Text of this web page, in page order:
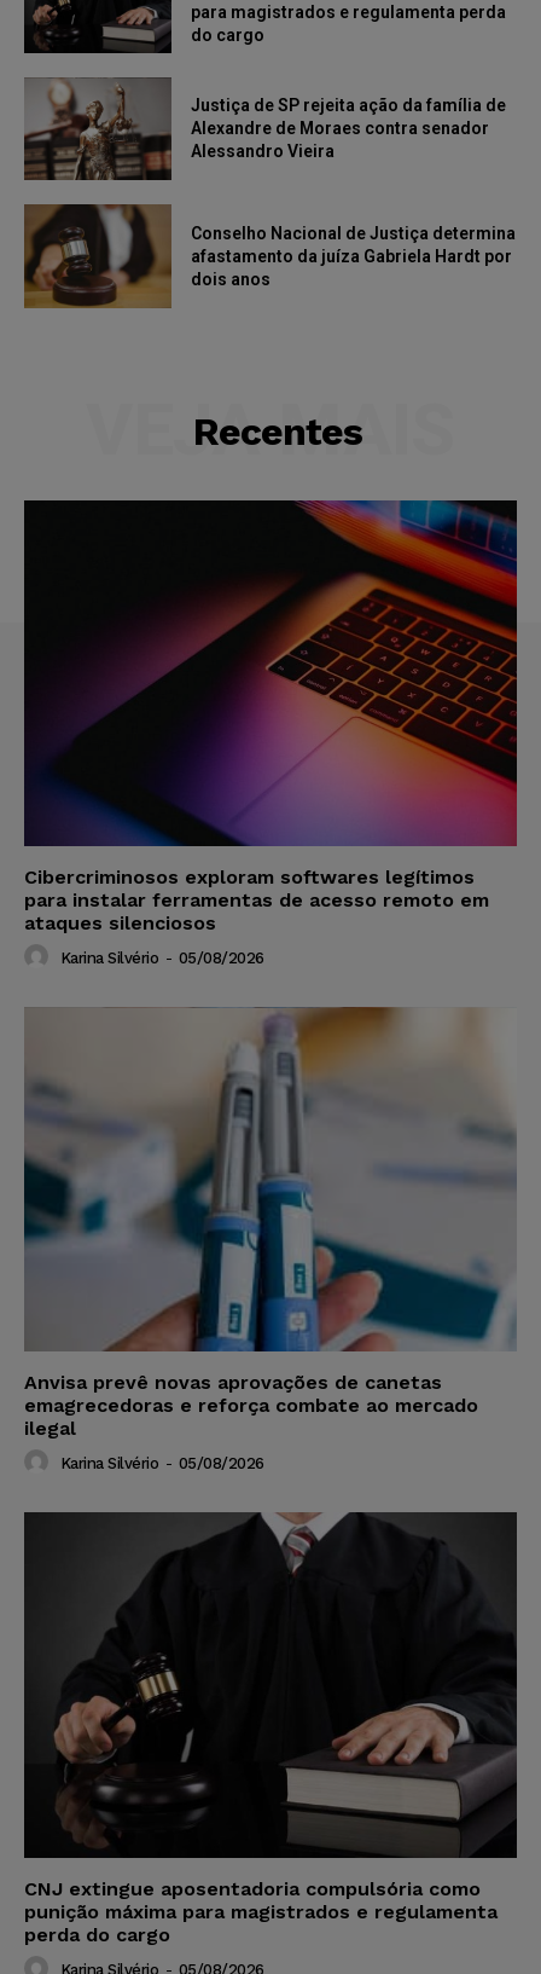
para magistrados e regulamenta perda
do cargo
Justiça de SP rejeita ação da família de
Alexandre de Moraes contra senador
Alessandro Vieira
Conselho Nacional de Justiça determina
afastamento da juíza Gabriela Hardt por
dois anos
Recentes
VEJA MAIS
Cibercriminosos exploram softwares legítimos
para instalar ferramentas de acesso remoto em
ataques silenciosos
Karina Silvério - 05/08/2026
Anvisa prevê novas aprovações de canetas
emagrecedoras e reforça combate ao mercado
ilegal
Karina Silvério - 05/08/2026
CNJ extingue aposentadoria compulsória como
punição máxima para magistrados e regulamenta
perda do cargo
Karina Silvério - 05/08/2026